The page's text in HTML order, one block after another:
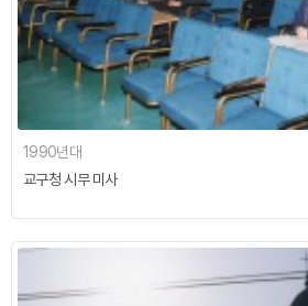
1990년대
교구청 시무 미사